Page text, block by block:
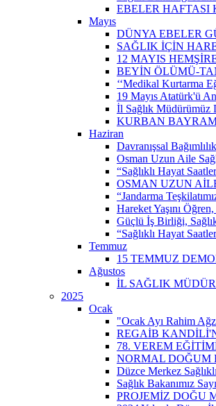
EBELER HAFTASI
Mayıs
DÜNYA EBELER
SAĞLIK İÇİN
12 MAYIS
BEYİN ÖLÜMÜ-
‘‘Medikal Kurtarma
19 Mayıs Atatürk'ü
İl Sağlık Müdürümüz
KURBAN
Haziran
Davranışsal
Osman Uzun Aile
“Sağlıklı Hayat
OSMAN UZUN
“Jandarma
Hareket Yaşını
Güçlü İş Birliği,
“Sağlıklı Hayat
Temmuz
15 TEMMUZ
Ağustos
İL SAĞLIK
2025
Ocak
"Ocak Ayı Rahim
REGAİB
78. VEREM
NORMAL
Düzce Merkez
Sağlık Bakanımız
PROJEMİZ DOĞU